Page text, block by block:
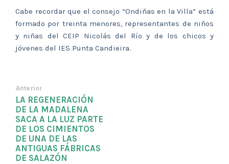
Cabe recordar que el consejo “Ondiñas en la Villa” está
formado por treinta menores, representantes de niños
y niñas del CEIP Nicolás del Río y de los chicos y
jóvenes del IES Punta Candieira.
Anterior
LA REGENERACIÓN
DE LA MADALENA
SACA A LA LUZ PARTE
DE LOS CIMIENTOS
DE UNA DE LAS
ANTIGUAS FÁBRICAS
DE SALAZÓN